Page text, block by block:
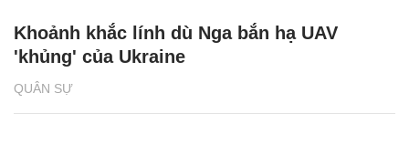
QUÂN SỰ
Khoảnh khắc lính dù Nga bắn hạ UAV
'khủng' của Ukraine